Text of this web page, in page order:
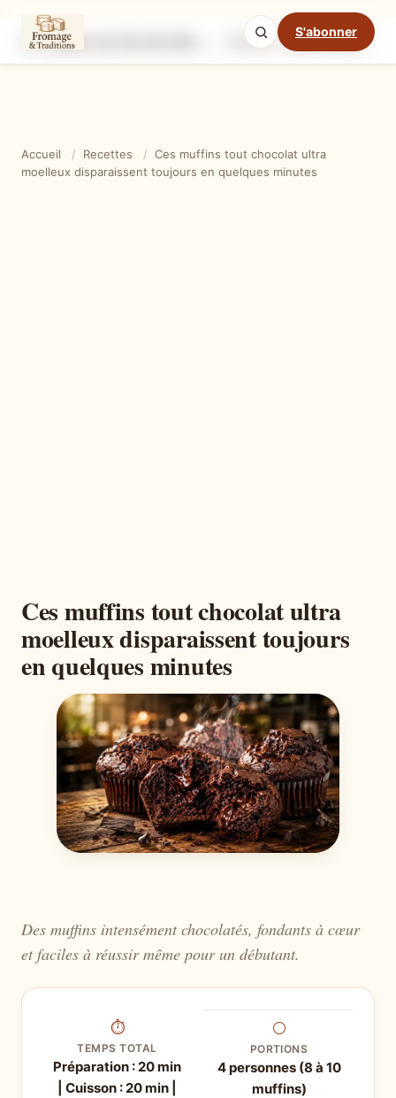
S'abonner
Ingrédients Étapes
Mode cuisine
Accueil / Recettes / Ces muffins tout chocolat ultra
moelleux disparaissent toujours en quelques minutes
Ces muffins tout chocolat ultra
moelleux disparaissent toujours
en quelques minutes
Des muffins intensément chocolatés, fondants à cœur
et faciles à réussir même pour un débutant.
⏱
TEMPS TOTAL
Préparation : 20 min
| Cuisson : 20 min |
⚪
PORTIONS
4 personnes (8 à 10
muffins)